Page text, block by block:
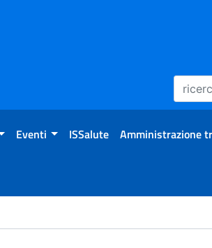
Eventi ISSalute Amministrazione